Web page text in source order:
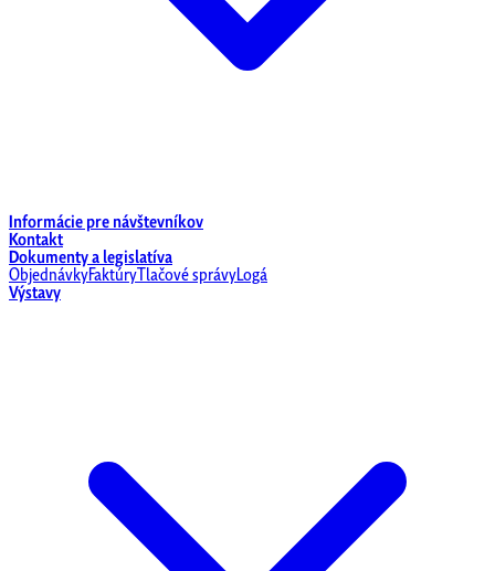
Informácie pre návštevníkov
Kontakt
Dokumenty a legislatíva
ObjednávkyFaktúry Tlačové správyLogá
Výstavy